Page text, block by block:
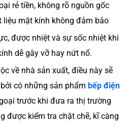
rẻ tiền, không rõ nguồn gốc
liệu mặt kính không đảm bảo
được nhiệt và sự sốc nhiệt khi
dễ gây vỡ hay nứt nổ.
về nhà sản xuất, điều này sẽ
có những sản phẩm bếp điện
trước khi đưa ra thị trường
được kiểm tra chặt chẽ, kĩ càng